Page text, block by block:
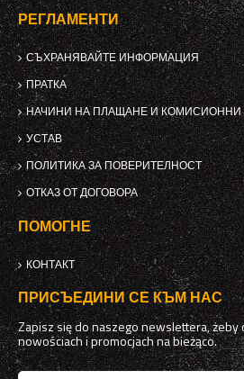
РЕГЛАМЕНТИ
СЪХРАНЯВАЙТЕ ИНФОРМАЦИЯ
ПРАТКА
НАЧИНИ НА ПЛАЩАНЕ И КОМИСИОННИ
УСТАВ
ПОЛИТИКА ЗА ПОВЕРИТЕЛНОСТ
ОТКАЗ ОТ ДОГОВОРА
ПОМОГНЕ
КОНТАКТ
ПРИСЪЕДИНИ СЕ КЪМ НАС
Zapisz się do naszego newslettera,
nowościach i promocjach na bieżąco.